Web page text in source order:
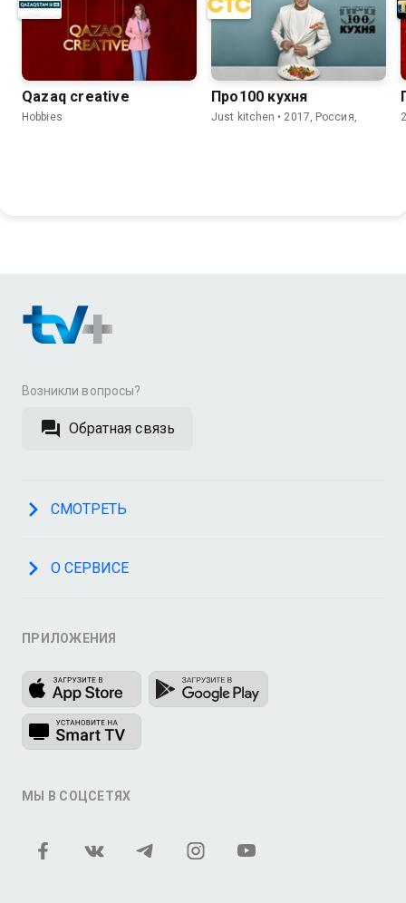
Qazaq creative
Hobbies
Про100 кухня
Just kitchen • 2017, Россия,
Возникли вопросы?
Обратная связь
СМОТРЕТЬ
О СЕРВИСЕ
ПРИЛОЖЕНИЯ
МЫ В СОЦСЕТЯХ